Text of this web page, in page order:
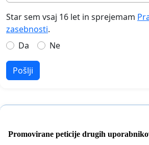
Star sem vsaj 16 let in sprejemam
zasebnosti.
Da
Ne
Pošlji
Promovirane peticije drugih